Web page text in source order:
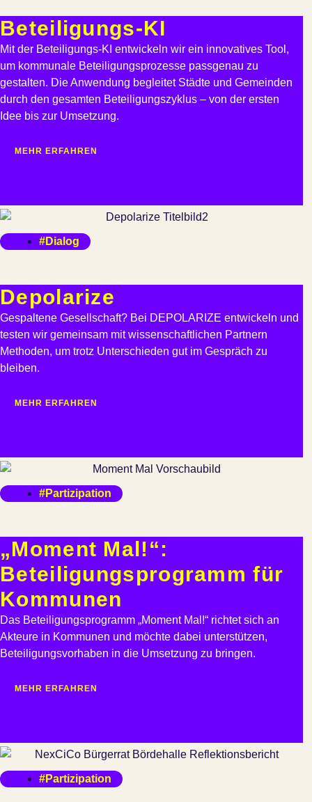
Beteiligungs-KI
Mit der Beteiligungs-KI entwickeln wir ein innovatives Tool,
um kommunale Beteiligungsprozesse passgenau zu
gestalten. Die Anwendung begleitet Städte und Gemeinden
durch den gesamten Beteiligungszyklus – von der ersten
Idee bis zur Umsetzung.
MEHR ERFAHREN
#Dialog
Depolarize
Gespaltene Gesellschaft? Bei DEPOLARIZE entwickeln und
testen wir gemeinsam mit wissenschaftlichen Partnern
Methoden, um trotz Unterschieden gut im Gespräch zu
bleiben.
MEHR ERFAHREN
#Partizipation
„Moment Mal!“:
Beteiligungsprogramm für
Kommunen
Das Beteiligungsprogramm „Moment Mal!“ richtet sich an
Akteure in Kommunen und möchte dabei unterstützen,
Beteiligungsvorhaben in die Umsetzung zu bringen.
MEHR ERFAHREN
#Partizipation